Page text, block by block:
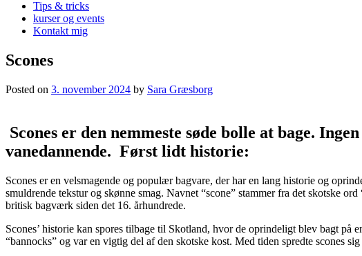
Tips & tricks
kurser og events
Kontakt mig
Scones
Posted on 3. november 2024 by Sara Græsborg
Scones er den nemmeste søde bolle at bage.
vanedannende. Først lidt historie:
Scones er en velsmagende og populær bagvare, der har en lang historie og
smuldrende tekstur og skønne smag. Navnet “scone” stammer fra det skotske
britisk bagværk siden det 16. århundrede.
Scones’ historie kan spores tilbage til Skotland, hvor de oprindeligt blev bagt
“bannocks” og var en vigtig del af den skotske kost. Med tiden spredte scones